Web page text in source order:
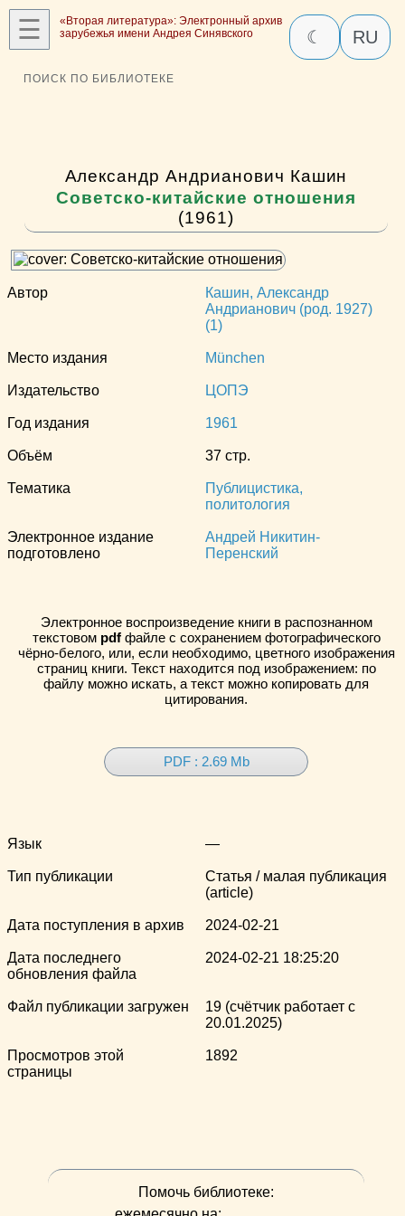
☰
«Вторая литература»: Электронный архив
зарубежья имени Андрея Синявского
☾ RU
ПОИСК ПО БИБЛИОТЕКЕ
Александр Андрианович Кашин
Советско-китайские отношения
(1961)
Автор
Кашин, Александр
Андрианович (род. 1927)
(1)
Место издания München
Издательство ЦОПЭ
Год издания 1961
Объём 37 стр.
Тематика
Публицистика,
политология
Электронное издание
подготовлено
Андрей Никитин-
Перенский
Электронное воспроизведение книги в распознанном
текстовом pdfфайле с сохранением фотографического
чёрно-белого, или, если необходимо, цветного изображения
страниц книги. Текст находится под изображением: по
файлу можно искать, а текст можно копировать для
цитирования.
PDF : 2.69 Mb
Язык —
Тип публикации
Статья / малая публикация
(article)
Дата поступления в архив 2024-02-21
Дата последнего
обновления файла
2024-02-21 18:25:20
Файл публикации загружен
19 (счётчик работает с
20.01.2025)
Просмотров этой
страницы
1892
Помочь библиотеке: